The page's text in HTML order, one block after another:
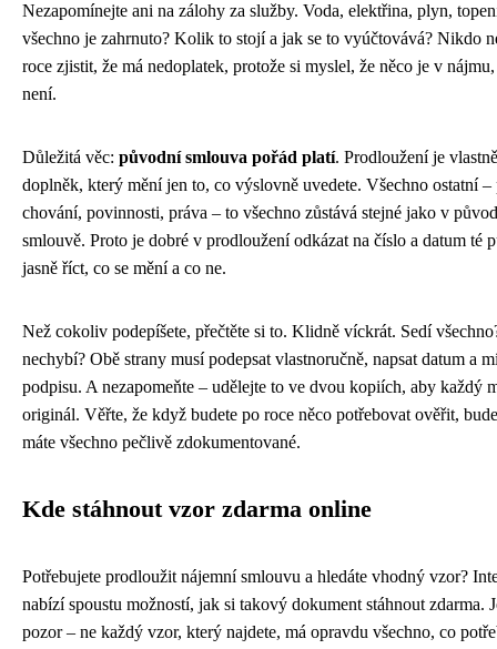
Nezapomínejte ani na zálohy za služby. Voda, elektřina, plyn,
všechno je zahrnuto? Kolik to stojí a jak se to vyúčtovává? Nikdo
roce zjistit, že má nedoplatek, protože si myslel, že něco je v
není.
Důležitá věc: původní smlouva pořád platí. Prodloužení je
doplněk, který mění jen to, co výslovně uvedete. Všechno ostatní –
chování, povinnosti, práva – to všechno zůstává stejné jako v
smlouvě. Proto je dobré v prodloužení odkázat na číslo a datum té
jasně říct, co se mění a co ne.
Než cokoliv podepíšete, přečtěte si to. Klidně víckrát. Sedí
nechybí? Obě strany musí podepsat vlastnoručně, napsat datum a
podpisu. A nezapomeňte – udělejte to ve dvou kopiích, aby každý
originál. Věřte, že když budete po roce něco potřebovat ověřit,
máte všechno pečlivě zdokumentované.
Kde stáhnout vzor zdarma online
Potřebujete prodloužit nájemní smlouvu a hledáte vhodný vzor?
nabízí spoustu možností, jak si takový dokument stáhnout zdarma.
pozor – ne každý vzor, který najdete, má opravdu všechno, co